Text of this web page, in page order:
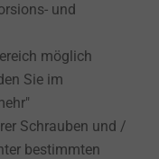
und
möglich
Sie im
Schrauben und /
bestimmten